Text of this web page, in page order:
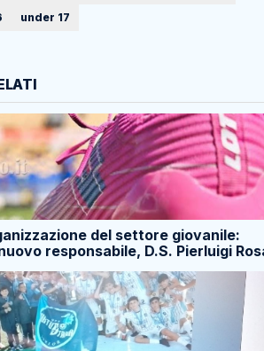
under 17
del settore giovanile:
responsabile, D.S. Pierluigi